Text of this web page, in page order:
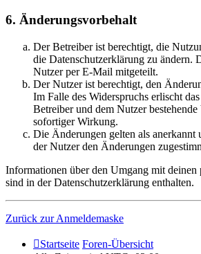
6. Änderungsvorbehalt
Der Betreiber ist berechtigt, die
die Datenschutzerklärung zu ändern.
Nutzer per E-Mail mitgeteilt.
Der Nutzer ist berechtigt, den
Im Falle des Widerspruchs erlischt
Betreiber und dem Nutzer
sofortiger Wirkung.
Die Änderungen gelten als
der Nutzer den Änderungen
Informationen über den Umgang mit deinen
sind in der Datenschutzerklärung enthalten.
Zurück zur Anmeldemaske
Startseite Foren-Übersicht